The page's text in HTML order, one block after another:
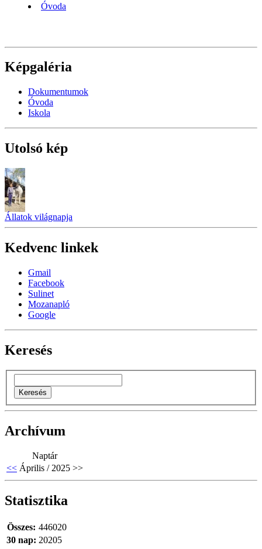
Óvoda
Képgaléria
Dokumentumok
Óvoda
Iskola
Utolsó kép
Állatok világnapja
Kedvenc linkek
Gmail
Facebook
Sulinet
Mozanapló
Google
Keresés
Archívum
Naptár
<< Április / 2025 >>
Statisztika
Összes: 446020
30 nap: 20205